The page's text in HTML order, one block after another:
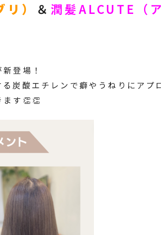
） ＆ 潤髪ALCUTE（
登場！
炭酸エチレンで癖やうねりにアプ
す👏👏